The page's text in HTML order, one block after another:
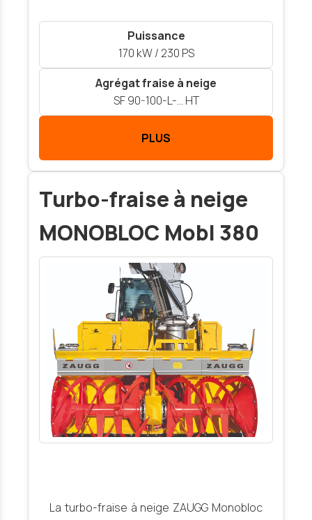
Puissance
170 kW / 230 PS
Agrégat fraise à neige
SF 90-100-L-… HT
PLUS
Turbo-fraise à neige
MONOBLOC Mobl 380
La turbo-fraise à neige ZAUGG Monobloc